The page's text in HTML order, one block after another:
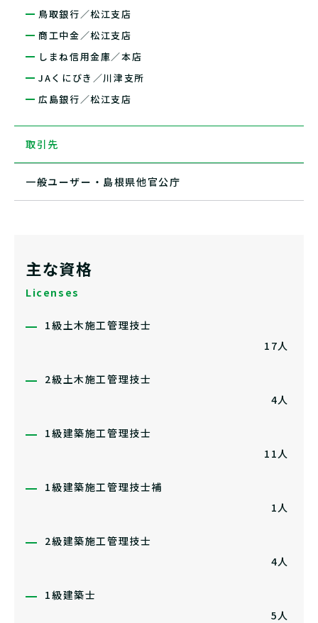
鳥取銀行／松江支店
商工中金／松江支店
しまね信用金庫／本店
JAくにびき／川津支所
広島銀行／松江支店
取引先
一般ユーザー・島根県他官公庁
主な資格
Licenses
1級土木施工管理技士
17人
2級土木施工管理技士
4人
1級建築施工管理技士
11人
1級建築施工管理技士補
1人
2級建築施工管理技士
4人
1級建築士
5人